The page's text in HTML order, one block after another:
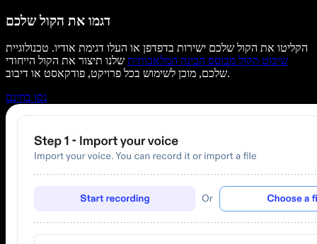
דגמו את הקול שלכם
הקליטו את הקול שלכם ישירות בדפדפן או העלו דגימת אודיו. טכנולוגיית
שיבוט הקול מבוסס הבינה המלאכותית שלנו תיצור את הקול הייחודי
שלכם, מוכן לשימוש בכל פרויקט, פודקאסט או דיבוב.
נסו בחינם